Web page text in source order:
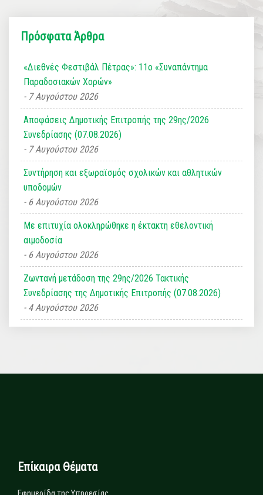
Πρόσφατα Άρθρα
«Διεθνές Φεστιβάλ Πέτρας»: 11ο «Συναπάντημα
Παραδοσιακών Χορών»
7 Αυγούστου 2026
Αποφάσεις Δημοτικής Επιτροπής της 29ης/2026
Συνεδρίασης (07.08.2026)
7 Αυγούστου 2026
Συντήρηση και εξωραϊσμός σχολικών και αθλητικών
υποδομών
6 Αυγούστου 2026
Με επιτυχία ολοκληρώθηκε η έκτακτη εθελοντική
αιμοδοσία
6 Αυγούστου 2026
Ζωντανή μετάδοση της 29ης/2026 Τακτικής
Συνεδρίασης της Δημοτικής Επιτροπής (07.08.2026)
4 Αυγούστου 2026
Επίκαιρα Θέματα